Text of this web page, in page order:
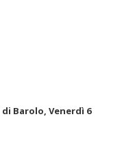
Barolo, Venerdì 6